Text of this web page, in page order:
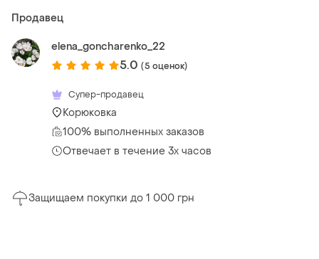
Продавец
elena_goncharenko_22
5.0 (5 оценок)
Супер-продавец
Корюковка
100% выполненных заказов
Отвечает в течение 3х часов
Защищаем покупки до 1 000 грн